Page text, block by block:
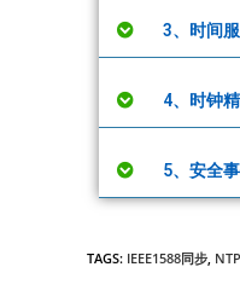
3、时间
4、时钟
5、安全
TAGS: IEEE1588同步,